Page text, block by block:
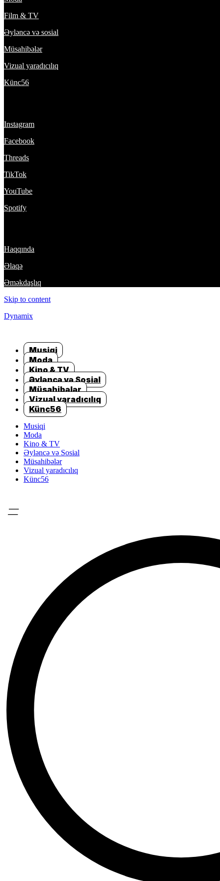
Film & TV
Əyləncə və sosial
Müsahibələr
Vizual yaradıcılıq
Künc56
Instagram
Facebook
Threads
TikTok
YouTube
Spotify
Haqqında
Əlaqə
Əməkdaşlıq
Skip to content
Dynamix
Musiqi
Moda
Kino & TV
Əyləncə və Sosial
Müsahibələr
Vizual yaradıcılıq
Künc56
Musiqi
Moda
Kino & TV
Əyləncə və Sosial
Müsahibələr
Vizual yaradıcılıq
Künc56
=